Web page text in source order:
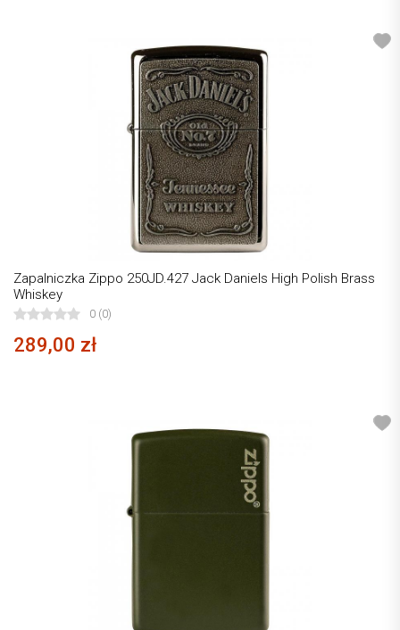
Zapalniczka Zippo 250JD.427 Jack Daniels High Polish Brass
Whiskey
0 (0)
289,00 zł